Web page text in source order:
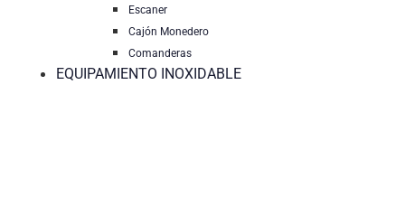
Escaner
Cajón Monedero
Comanderas
EQUIPAMIENTO INOXIDABLE